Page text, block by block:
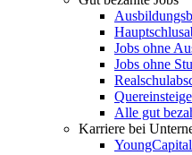
Jobs ohne
Jobs ohne
Alle gut
Karriere bei